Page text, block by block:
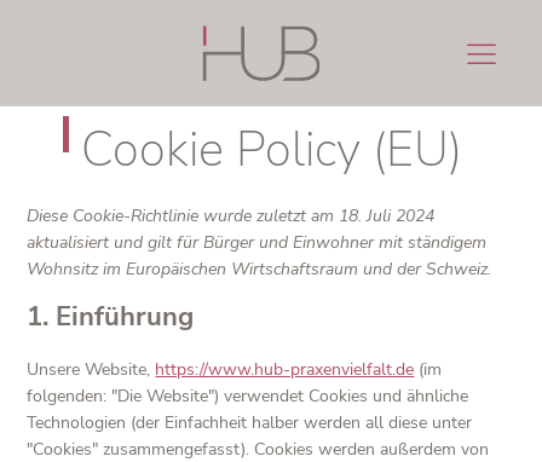
Cookie Policy (EU)
Diese Cookie-Richtlinie wurde zuletzt am 18. Juli 2024
aktualisiert und gilt für Bürger und Einwohner mit ständigem
Wohnsitz im Europäischen Wirtschaftsraum und der Schweiz.
1. Einführung
Unsere Website, https://www.hub-praxenvielfalt.de (im
folgenden: "Die Website") verwendet Cookies und ähnliche
Technologien (der Einfachheit halber werden all diese unter
"Cookies" zusammengefasst). Cookies werden außerdem von